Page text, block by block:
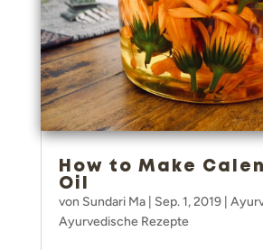
How to Make
Oil
von Sundari Ma| Sep. 1, 2019|
Ayurvedische Rezepte